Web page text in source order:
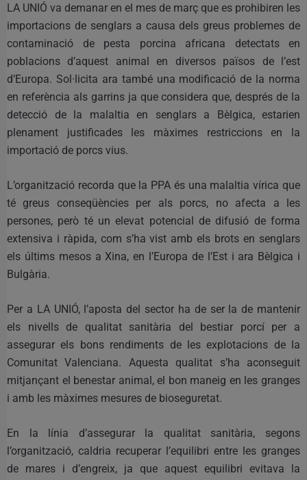
LA UNIÓ va demanar en el mes de març que es prohibiren les
importacions de senglars a causa dels greus problemes de
contaminació de pesta porcina africana detectats en
poblacions d’aquest animal en diversos països de l’est
d’Europa. Sol·licita ara també una modificació de la norma
en referència als garrins ja que considera que, després de la
detecció de la malaltia en senglars a Bèlgica, estarien
plenament justificades les màximes restriccions en la
importació de porcs vius.
L’organització recorda que la PPA és una malaltia vírica que
té greus conseqüències per als porcs, no afecta a les
persones, però té un elevat potencial de difusió de forma
extensiva i ràpida, com s’ha vist amb els brots en senglars
els últims mesos a Xina, en l’Europa de l’Est i ara Bèlgica i
Bulgària.
Per a LA UNIÓ, l’aposta del sector ha de ser la de mantenir
els nivells de qualitat sanitària del bestiar porcí per a
assegurar els bons rendiments de les explotacions de la
Comunitat Valenciana. Aquesta qualitat s’ha aconseguit
mitjançant el benestar animal, el bon maneig en les granges
i amb les màximes mesures de bioseguretat.
En la línia d’assegurar la qualitat sanitària, segons
l’organització, caldria recuperar l’equilibri entre les granges
de mares i d’engreix, ja que aquest equilibri evitava la